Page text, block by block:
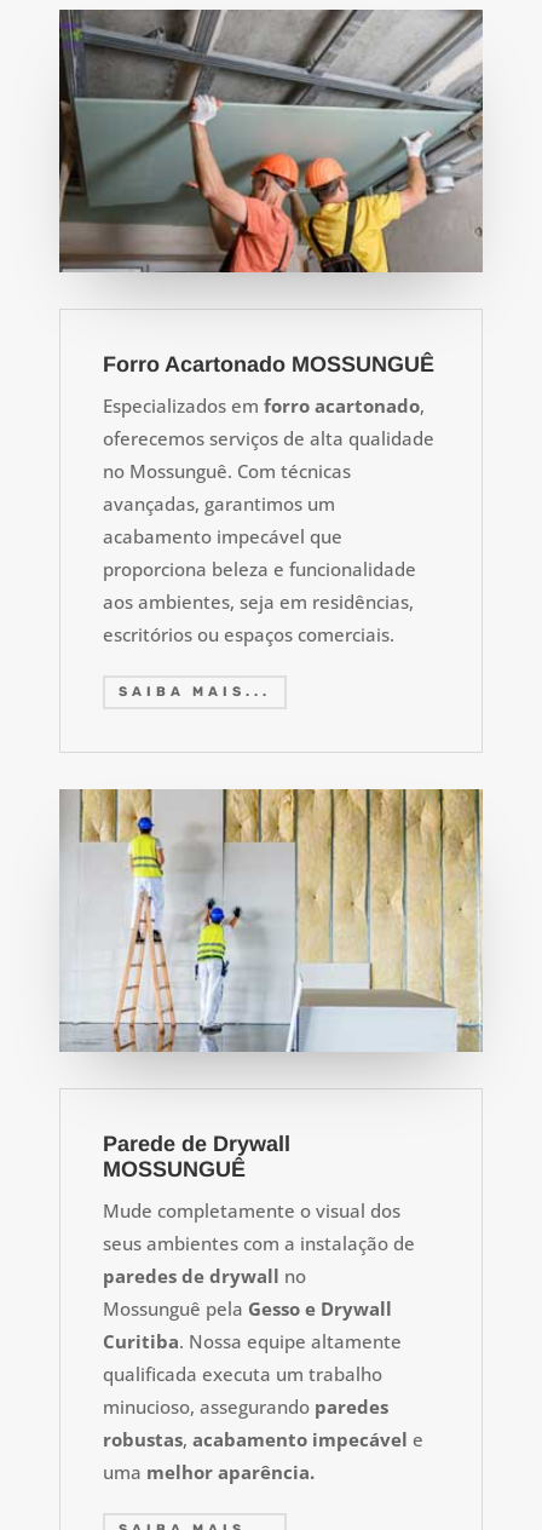
Forro Acartonado MOSSUNGUÊ
Especializados emforro acartonado,
oferecemos serviços de alta qualidade
no Mossunguê. Com técnicas
avançadas, garantimos um
acabamento impecável que
proporciona beleza e funcionalidade
aos ambientes, seja em residências,
escritórios ou espaços comerciais.
SAIBA MAIS...
Parede de Drywall
MOSSUNGUÊ
Mude completamente o visual dos
seus ambientes com a instalação de
paredes de drywall no
Mossunguê pela Gesso e Drywall
Curitiba. Nossa equipe altamente
qualificada executa um trabalho
minucioso, assegurando paredes
robustas,acabamento impecável e
uma melhor aparência.